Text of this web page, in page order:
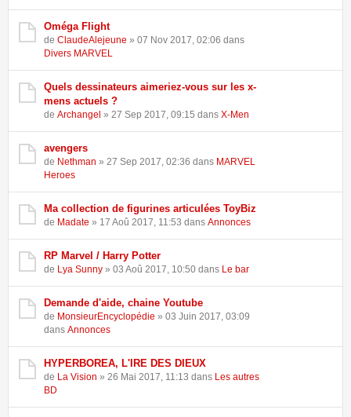
Oméga Flight
de ClaudeAlejeune » 07 Nov 2017, 02:06 dans
Divers MARVEL
Quels dessinateurs aimeriez-vous sur les x-
mens actuels ?
de Archangel » 27 Sep 2017, 09:15 dans X-Men
avengers
de Nethman » 27 Sep 2017, 02:36 dans MARVEL
Heroes
Ma collection de figurines articulées ToyBiz
de Madate » 17 Aoû 2017, 11:53 dans Annonces
RP Marvel / Harry Potter
de Lya Sunny » 03 Aoû 2017, 10:50 dans Le bar
Demande d'aide, chaine Youtube
de MonsieurEncyclopédie » 03 Juin 2017, 03:09
dans Annonces
HYPERBOREA, L'IRE DES DIEUX
de La Vision » 26 Mai 2017, 11:13 dans Les autres
BD